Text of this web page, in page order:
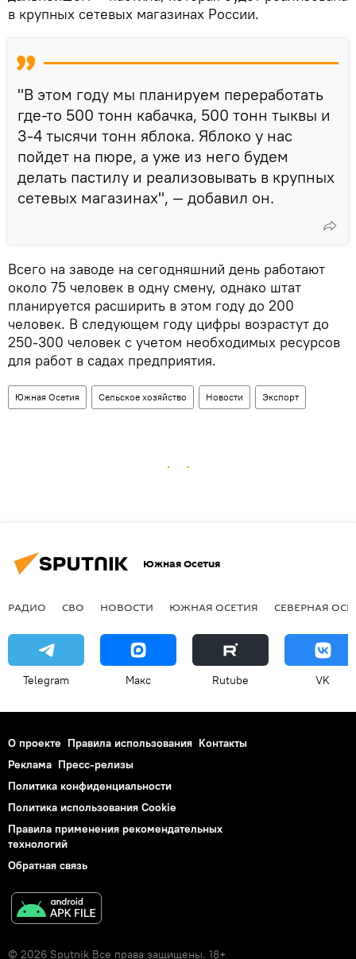
в крупных сетевых магазинах России.
"В этом году мы планируем переработать
где-то 500 тонн кабачка, 500 тонн тыквы и
3-4 тысячи тонн яблока. Яблоко у нас
пойдет на пюре, а уже из него будем
делать пастилу и реализовывать в крупных
сетевых магазинах", — добавил он.
Всего на заводе на сегодняшний день работают
около 75 человек в одну смену, однако штат
планируется расширить в этом году до 200
человек. В следующем году цифры возрастут до
250-300 человек с учетом необходимых ресурсов
для работ в садах предприятия.
Южная Осетия Сельское хозяйство Новости Экспорт
Южная Осетия
РАДИО СВО НОВОСТИ ЮЖНАЯ ОСЕТИЯ СЕВЕРНАЯ
Telegram Макс Rutube VK
О проекте Правила использования Контакты
Реклама Пресс-релизы
Политика конфиденциальности
Политика использования Cookie
Правила применения рекомендательных
технологий
Обратная связь
© 2026 Sputnik Все права защищены. 18+